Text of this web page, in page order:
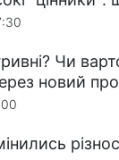
Чи
новий